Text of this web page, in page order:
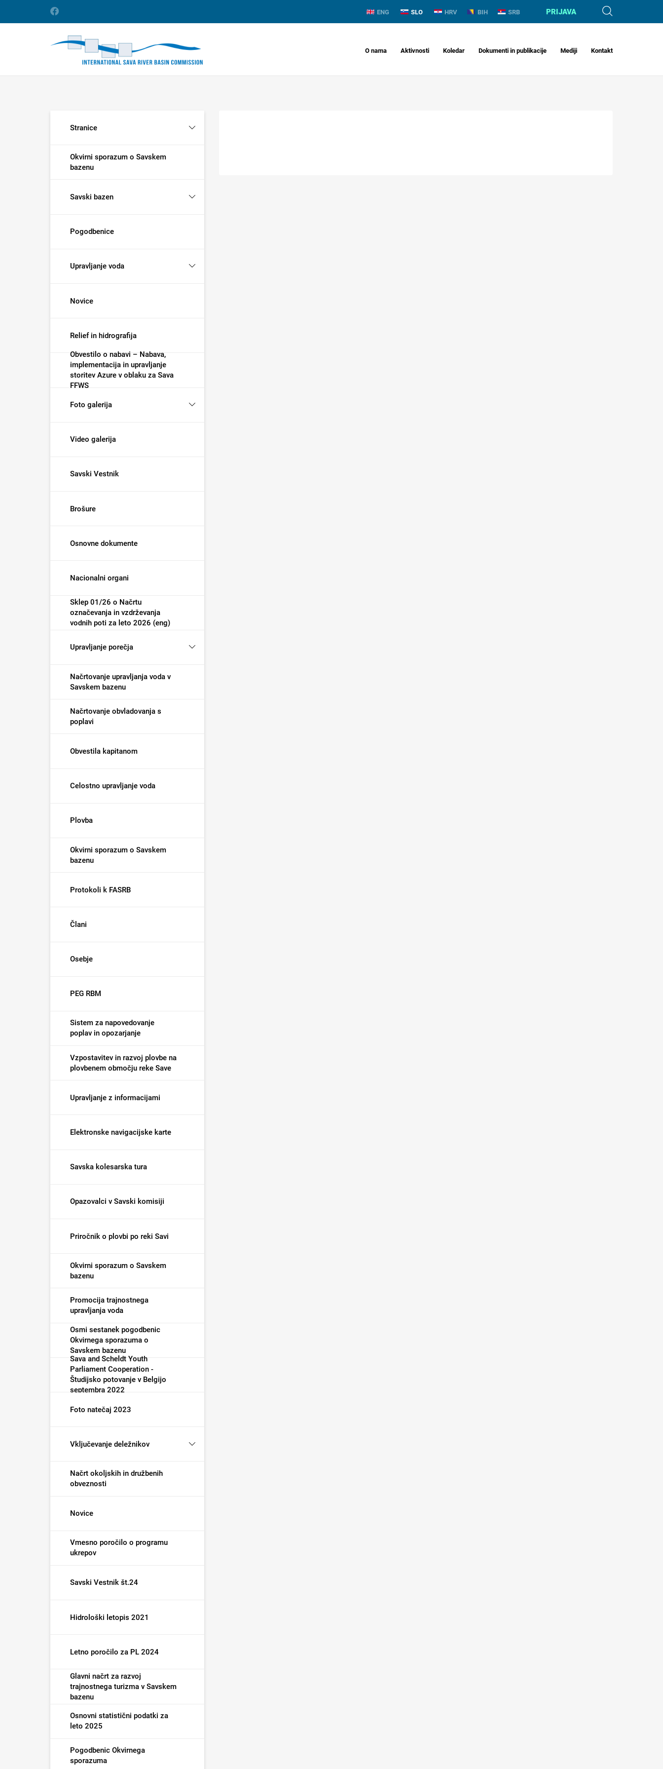
ENG SLO HRV BIH SRB PRIJAVA
O nama Aktivnosti Koledar Dokumenti in publikacije Mediji Kontakt
Stranice
Okvirni sporazum o Savskem
bazenu
Savski bazen
Pogodbenice
Upravljanje voda
Novice
Relief in hidrografija
Obvestilo o nabavi – Nabava,
implementacija in upravljanje
storitev Azure v oblaku za Sava
FFWS
Foto galerija
Video galerija
Savski Vestnik
Brošure
Osnovne dokumente
Nacionalni organi
Sklep 01/26 o Načrtu
označevanja in vzdrževanja
vodnih poti za leto 2026 (eng)
Upravljanje porečja
Načrtovanje upravljanja voda v
Savskem bazenu
Načrtovanje obvladovanja s
poplavi
Obvestila kapitanom
Celostno upravljanje voda
Plovba
Okvirni sporazum o Savskem
bazenu
Protokoli k FASRB
Člani
Osebje
PEG RBM
Sistem za napovedovanje
poplav in opozarjanje
Vzpostavitev in razvoj plovbe na
plovbenem območju reke Save
Upravljanje z informacijami
Elektronske navigacijske karte
Savska kolesarska tura
Opazovalci v Savski komisiji
Priročnik o plovbi po reki Savi
Okvirni sporazum o Savskem
bazenu
Promocija trajnostnega
upravljanja voda
Osmi sestanek pogodbenic
Okvirnega sporazuma o
Savskem bazenu
Sava and Scheldt Youth
Parliament Cooperation -
Študijsko potovanje v Belgijo
septembra 2022
Foto natečaj 2023
Vključevanje deležnikov
Načrt okoljskih in družbenih
obveznosti
Novice
Vmesno poročilo o programu
ukrepov
Savski Vestnik št.24
Hidrološki letopis 2021
Letno poročilo za PL 2024
Glavni načrt za razvoj
trajnostnega turizma v Savskem
bazenu
Osnovni statistični podatki za
leto 2025
Pogodbenic Okvirnega
sporazuma